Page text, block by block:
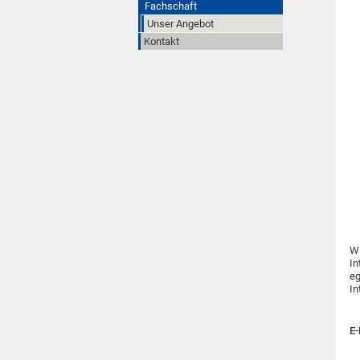
Fachschaft
Unser Angebot
Kontakt